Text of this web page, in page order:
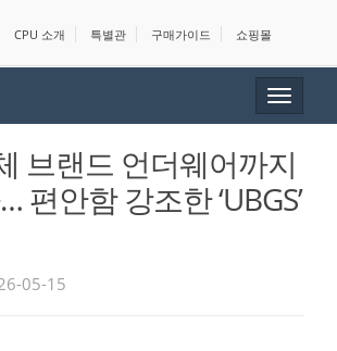
CPU 소개 특별관 구매가이드 쇼핑몰
Toggle
브랜드 언더웨어까지
편안함 강조한 ‘UBGS’
05-15